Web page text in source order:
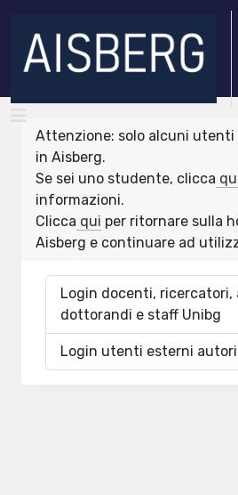
Attenzione: solo alcuni utenti
in Aisberg.
Se sei uno studente, clicca
informazioni.
Clicca qui per ritornare sulla
Aisberg e continuare ad
Login docenti, ricercatori,
dottorandi e staff Unibg
Login utenti esterni